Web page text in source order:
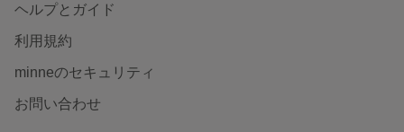
ヘルプとガイド
利用規約
minneのセキュリティ
お問い合わせ